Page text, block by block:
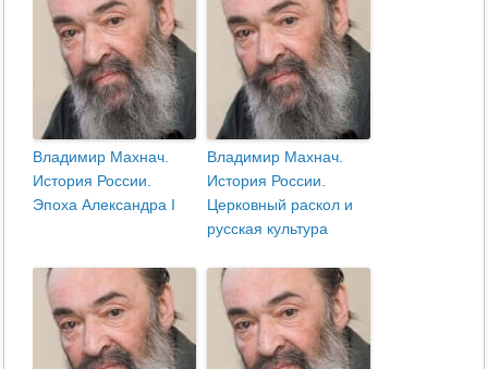
Владимир Махнач.
История России.
Эпоха Александра I
Владимир Махнач.
История России.
Церковный раскол и
русская культура